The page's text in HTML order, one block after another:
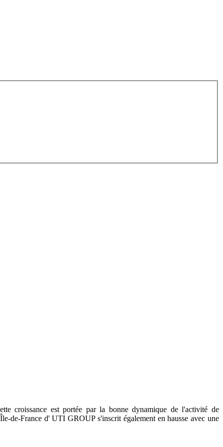
croissance est portée par la bonne dynamique de l'activité de
de-France d' UTI GROUP s'inscrit également en hausse avec une